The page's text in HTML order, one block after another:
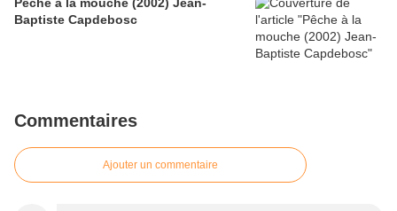
Baptiste Capdebosc
Commentaires
Ajouter un commentaire